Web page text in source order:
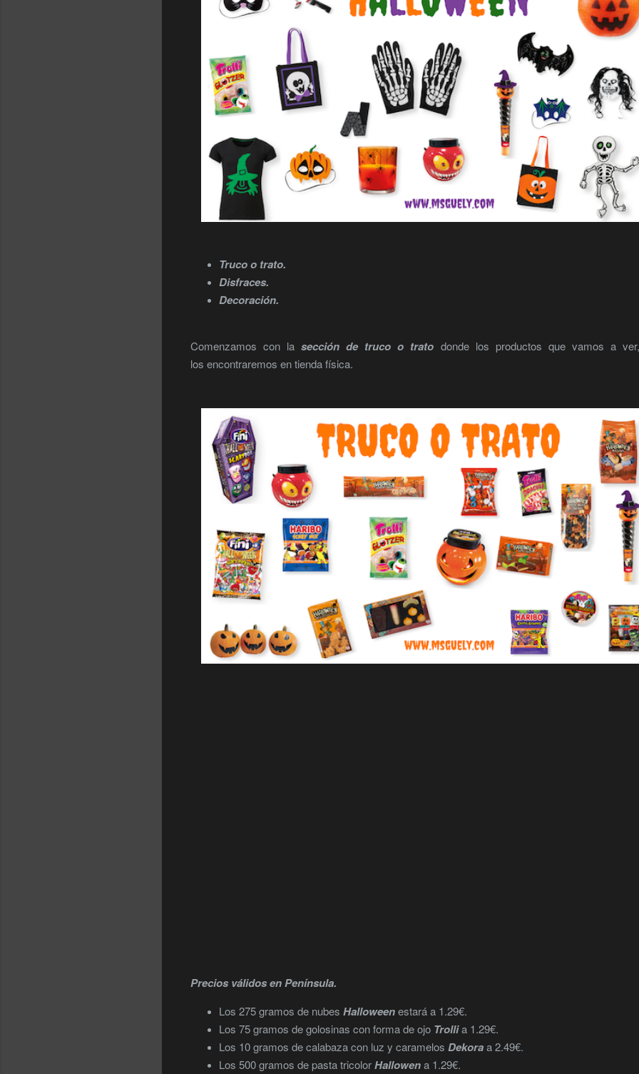
Truco o trato.
Disfraces.
Decoración.
Comenzamos con lasección de truco o trato donde los productos que vamos a
los encontraremos en tienda física.
Precios válidos en Península.
Los 275 gramos de nubes Halloweenestará a 1.29€.
Los 75 gramos de golosinas con forma de ojo Trollia 1.29€.
Los 10 gramos de calabaza con luz y caramelos Dekoraa 2.49€.
Los 500 gramos de pasta tricolorHallowena 1.29€.